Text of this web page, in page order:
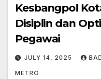
Kesbangpol
Disiplin dan
Pegawai
JULY 14, 2025
METRO